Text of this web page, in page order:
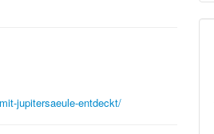
jupitersaeule-entdeckt/